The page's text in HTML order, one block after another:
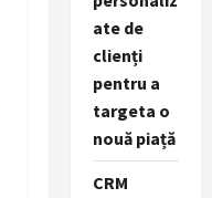
ate de
clienți
pentru a
targeta o
nouă piață
CRM